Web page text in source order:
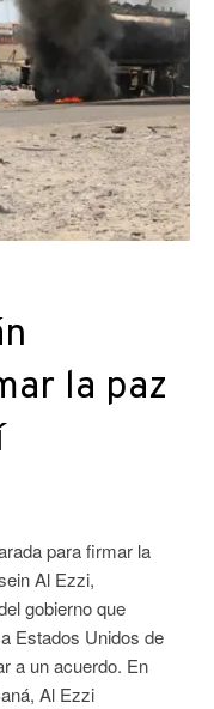
la paz
para firmar la
Al Ezzi,
gobierno que
Estados Unidos de
a un acuerdo. En
Al Ezzi